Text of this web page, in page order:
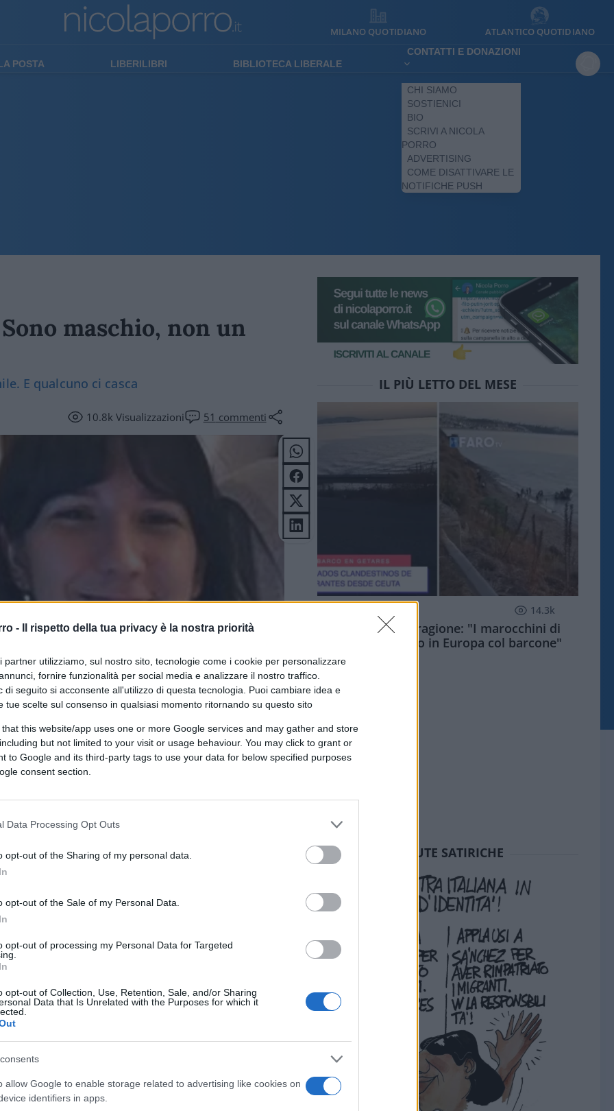
- Il rispetto della tua privacy è la nostra priorità
partner utilizziamo, sul nostro sito, tecnologie come i cookie per personalizzare
fornire funzionalità per social media e analizzare il nostro traffico.
di seguito si acconsente all'utilizzo di questa tecnologia. Puoi cambiare idea e
tue scelte sul consenso in qualsiasi momento ritornando su questo sito
that this website/app uses one or more Google services and may gather and store
but not limited to your visit or usage behaviour. You may click to grant or
to Google and its third-party tags to use your data for below specified purposes
consent section.
Data Processing Opt Outs
opt-out of the Sharing of my personal data.
opt-out of the Sale of my Personal Data.
opt-out of processing my Personal Data for Targeted
opt-out of Collection, Use, Retention, Sale, and/or Sharing
Data that Is Unrelated with the Purposes for which it
allow Google to enable storage related to advertising like cookies on
identifiers in apps.
MILANO QUOTIDIANO ATLANTICO QUOTIDIANO
POSTA LIBERILIBRI BIBLIOTECA LIBERALE
CONTATTI E DONAZIONI
CHI SIAMO
SOSTIENICI
BIO
SCRIVI A NICOLA
PORRO
ADVERTISING
COME DISATTIVARE LE
NOTIFICHE PUSH
maschio, non un
E qualcuno ci casca
10.8kVisualizzazioni 51 commenti
su Google
“Radical chic”? Tom Wolfe racconta
di miliardari che nel loro attico a Park
una grande festa con i comunisti
qual era il problema dei Bernstein?
tartine con il caviale e lo champagne,
Bernstein, italiani, vale a dire i due
ePaolo Giordano. Sono straordinari. I
dicono esattamente la stessa cosa. Vi
gli uomini che si sottraggono all’accusa
Io non sono violento
IL PIÙ LETTO DEL MESE
14.3k
Meloni aveva ragione: "I marocchini di
Ceuta sbarcano in Europa col barcone"
SEDUTE SATIRICHE